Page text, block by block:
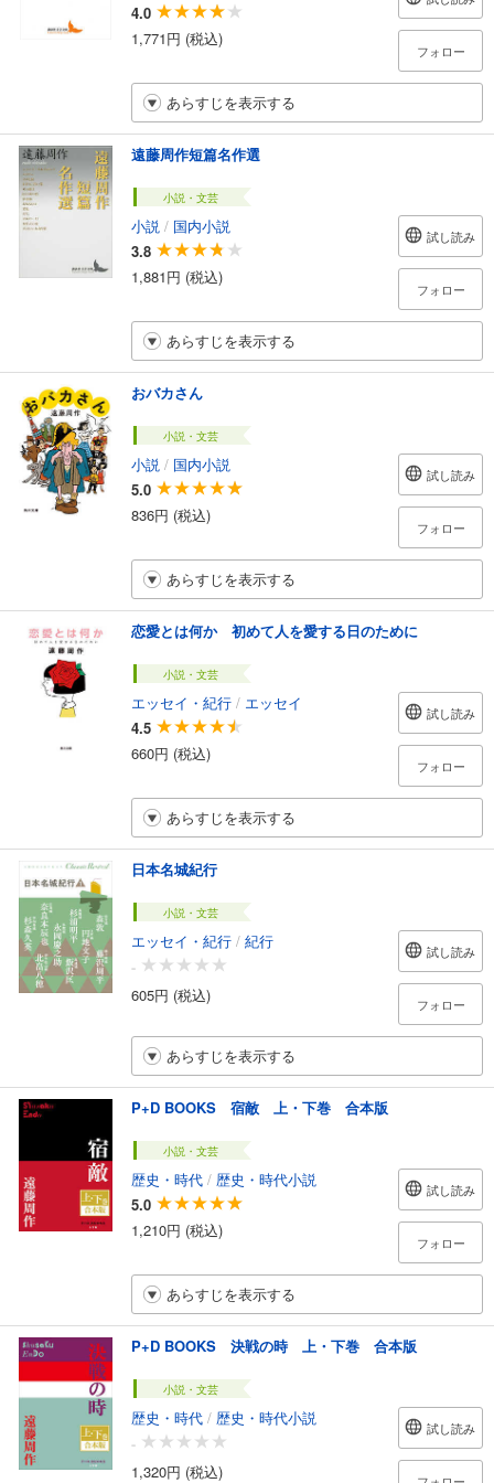
4.0
1,771円 (税込)
フォロー
あらすじを表示する
遠藤周作短篇名作選
小説・文芸
小説 / 国内小説
3.8
1,881円 (税込)
試し読み
フォロー
あらすじを表示する
おバカさん
小説・文芸
小説 / 国内小説
5.0
836円 (税込)
試し読み
フォロー
あらすじを表示する
恋愛とは何か 初めて人を愛する日のために
小説・文芸
エッセイ・紀行 / エッセイ
4.5
660円 (税込)
試し読み
フォロー
あらすじを表示する
日本名城紀行
小説・文芸
エッセイ・紀行 / 紀行
-
605円 (税込)
試し読み
フォロー
あらすじを表示する
P+D BOOKS 宿敵 上・下巻 合本版
小説・文芸
歴史・時代 / 歴史・時代小説
5.0
1,210円 (税込)
試し読み
フォロー
あらすじを表示する
P+D BOOKS 決戦の時 上・下巻 合本版
小説・文芸
歴史・時代 / 歴史・時代小説
-
1,320円 (税込)
試し読み